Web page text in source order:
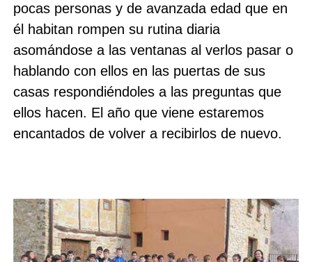
pocas personas y de avanzada edad que en
él habitan rompen su rutina diaria
asomándose a las ventanas al verlos pasar o
hablando con ellos en las puertas de sus
casas respondiéndoles a las preguntas que
ellos hacen. El año que viene estaremos
encantados de volver a recibirlos de nuevo.